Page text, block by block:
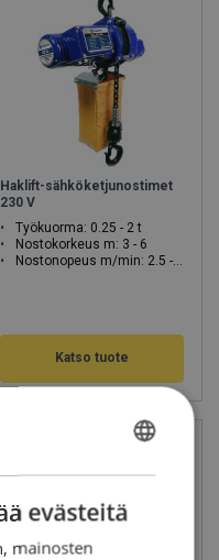
Haklift-sähköketjunostimet
230 V
Työkuorma: 0.25 - 2 t
Nostokorkeus m: 3 - 6
Nostonopeus m/min: 2.5 - 10
Katso tuote
evästeitä
mainosten